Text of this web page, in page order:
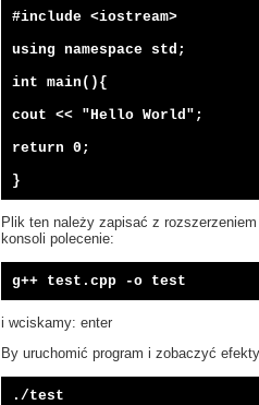
#include <iostream>
using namespace std;
int main(){
cout << "Hello World";
return 0;
}
Plik ten należy zapisać z
konsoli polecenie:
g++ test.cpp -o test
i wciskamy: enter
By uruchomić program i zobaczyć
./test